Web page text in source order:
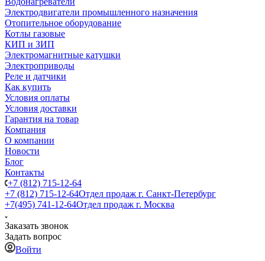
Электродвигатели промышленного назначения
Отопительное оборудование
Котлы газовые
КИП и ЗИП
Электромагнитные катушки
Электроприводы
Реле и датчики
Как купить
Условия оплаты
Условия доставки
Гарантия на товар
Компания
О компании
Новости
Блог
Контакты
+7 (812) 715-12-64
+7 (812) 715-12-64Отдел продаж г. Санкт-Петербург
+7(495) 741-12-64Отдел продаж г. Москва
Заказать звонок
Задать вопрос
Войти